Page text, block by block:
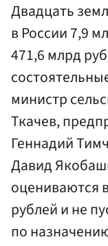
Двадцать
в России 7,9
471,6 млрд
министр
Ткачев,
Геннадий
Давид
оцениваются
рублей и не
по